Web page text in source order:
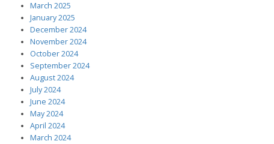
March 2025
January 2025
December 2024
November 2024
October 2024
September 2024
August 2024
July 2024
June 2024
May 2024
April 2024
March 2024